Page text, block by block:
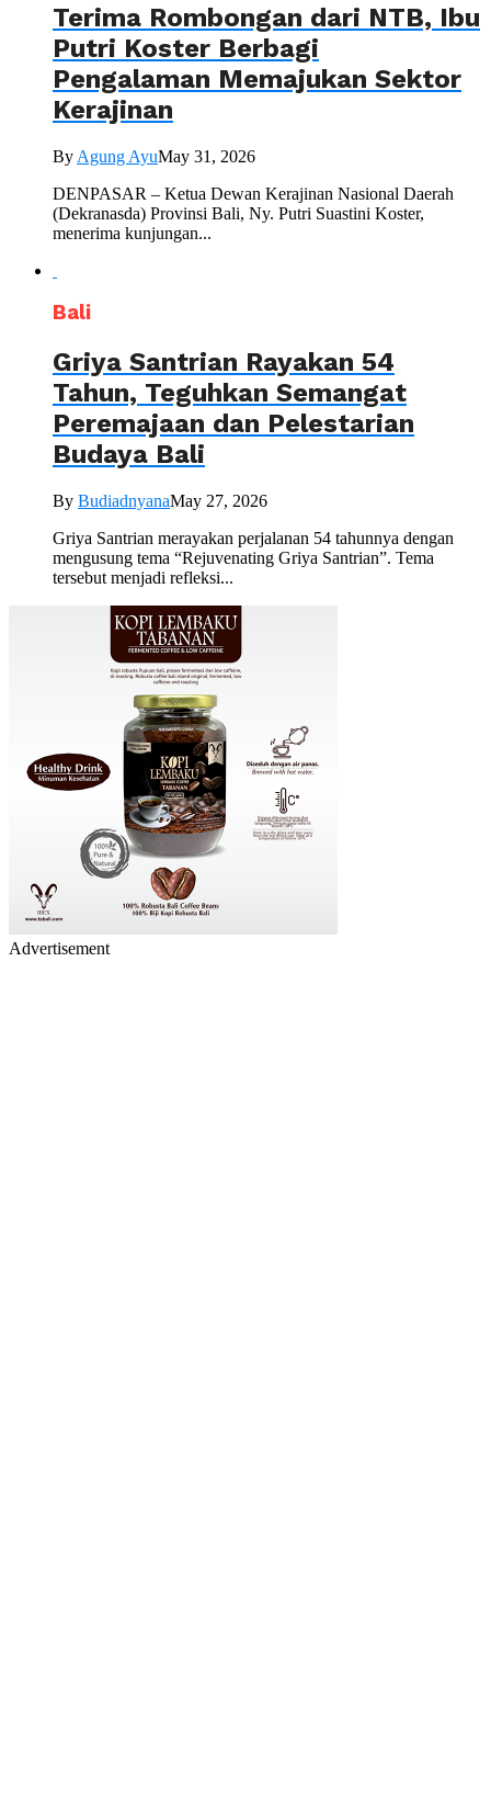
Terima Rombongan dari NTB, Ibu
Putri Koster Berbagi
Pengalaman Memajukan Sektor
Kerajinan
By Agung AyuMay 31, 2026
DENPASAR – Ketua Dewan Kerajinan Nasional Daerah
(Dekranasda) Provinsi Bali, Ny. Putri Suastini Koster,
menerima kunjungan...
Bali
Griya Santrian Rayakan 54
Tahun, Teguhkan Semangat
Peremajaan dan Pelestarian
Budaya Bali
By BudiadnyanaMay 27, 2026
Griya Santrian merayakan perjalanan 54 tahunnya dengan
mengusung tema “Rejuvenating Griya Santrian”. Tema
tersebut menjadi refleksi...
Advertisement